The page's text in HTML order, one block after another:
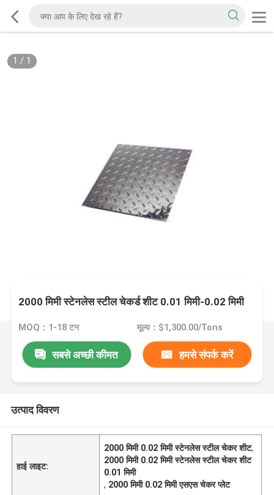
1 / 1
2000 मिमी स्टेनलेस स्टील चेकर्ड शीट 0.01 मिमी-0.02 मिमी
MOQ：1-18 टन मूल्य：$1,300.00/Tons
सबसे अच्छी कीमत हमसे संपर्क करें
उत्पाद विवरण
हाई लाइट:
2000 मिमी 0.02 मिमी स्टेनलेस स्टील चेकर शीट,
2000 मिमी 0.02 मिमी स्टेनलेस स्टील चेकर शीट
0.01 मिमी
, 2000 मिमी 0.02 मिमी एसएस चेकर प्लेट